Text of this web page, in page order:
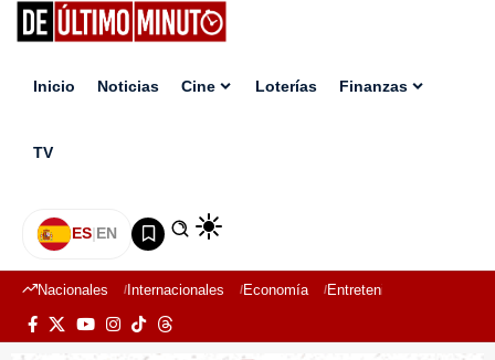
Inicio Noticias Cine Loterías Finanzas
TV
ES|EN
Nacionales Internacionales Economía Entretenimiento